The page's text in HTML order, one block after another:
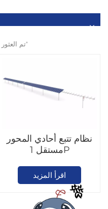
2 تم العثور على نتائج لـ "حلول التتبع أحادية المحور"
نظام تتبع أحادي المحور
مستقل 1P
اقرأ المزيد